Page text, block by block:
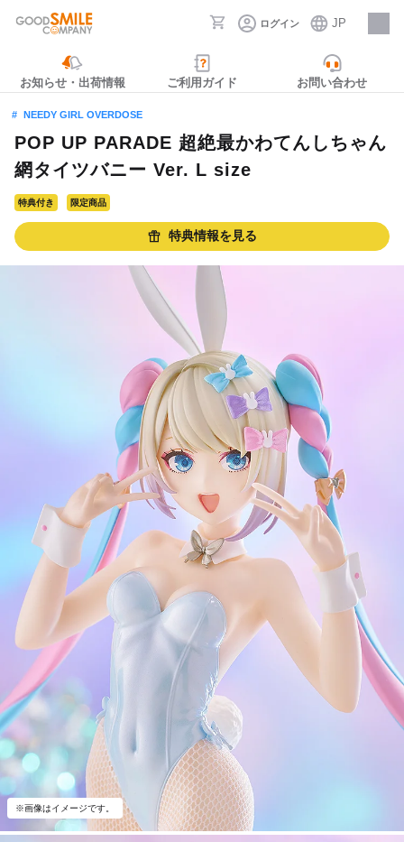
ログイン JP
採用情報
お知らせ・出荷情報 ご利用ガイド お問い合わせ
NEEDY GIRL OVERDOSE
POP UP PARADE 超絶最かわてんしちゃん
網タイツバニー Ver. L size
特典付き 限定商品
特典情報を見る
※画像はイメージです。